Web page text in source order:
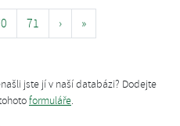
71 › »
jste jí v naší databázi? Dodejte
formuláře.